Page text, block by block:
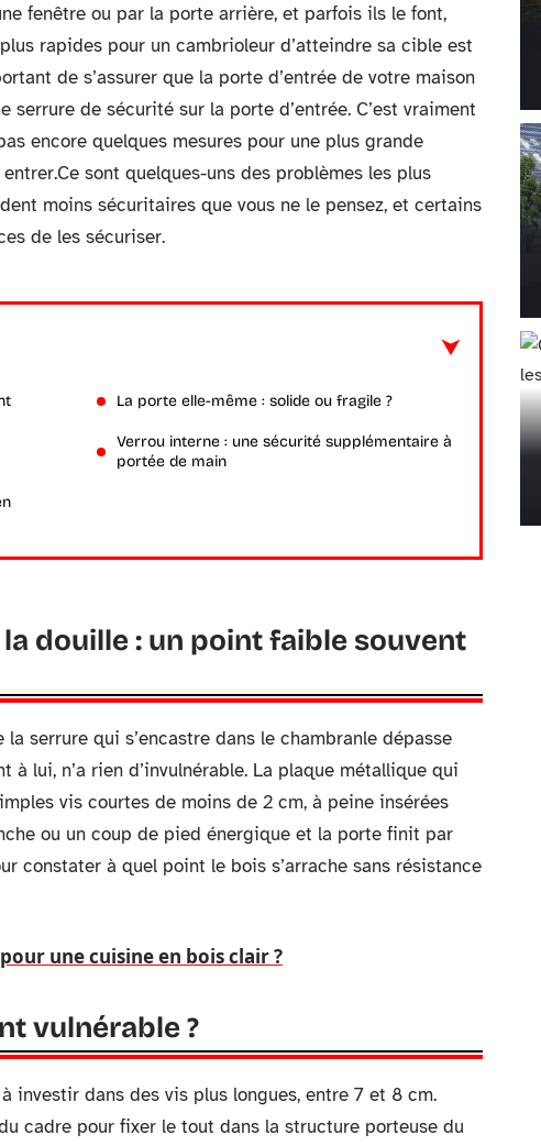
fenêtre ou par la porte arrière, et parfois ils le font,
rapides pour un cambrioleur d’atteindre sa cible est
de s’assurer que la porte d’entrée de votre maison
serrure de sécurité sur la porte d’entrée. C’est vraiment
encore quelques mesures pour une plus grande
sont quelques-uns des problèmes les plus
moins sécuritaires que vous ne le pensez, et certains
de les sécuriser.
La porte elle-même : solide ou fragile ?
Verrou interne : une sécurité supplémentaire à
portée de main
douille : un point faible souvent
serrure qui s’encastre dans le chambranle dépasse
à lui, n’a rien d’invulnérable. La plaque métallique qui
vis courtes de moins de 2 cm, à peine insérées
ou un coup de pied énergique et la porte finit par
constater à quel point le bois s’arrache sans résistance
une cuisine en bois clair ?
vulnérable ?
investir dans des vis plus longues, entre 7 et 8 cm.
cadre pour fixer le tout dans la structure porteuse du